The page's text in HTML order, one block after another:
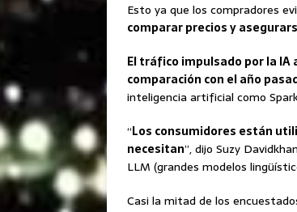
Esto ya que los compradores
comparar precios y
El tráfico impulsado por la
comparación con el año
inteligencia artificial como
“Los consumidores están
necesitan”, dijo Suzy
LLM (grandes modelos
Casi la mitad de los